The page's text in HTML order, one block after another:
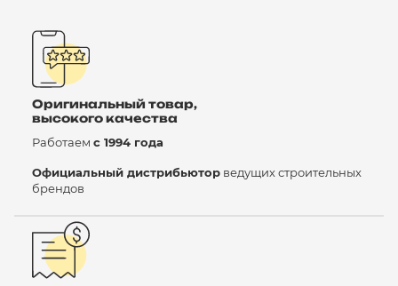
Оригинальный товар,
высокого качества
Работаем с 1994 года
Официальный дистрибьютор ведущих строительных
брендов